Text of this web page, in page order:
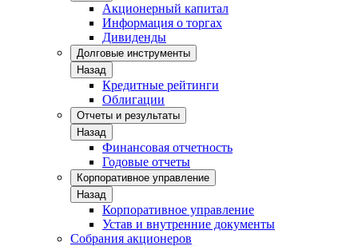
Акционерный капитал
Информация о торгах
Дивиденды
Долговые инструменты
Назад
Кредитные рейтинги
Облигации
Отчеты и результаты
Назад
Финансовая отчетность
Годовые отчеты
Корпоративное управление
Назад
Корпоративное управление
Устав и внутренние документы
Собрания акционеров